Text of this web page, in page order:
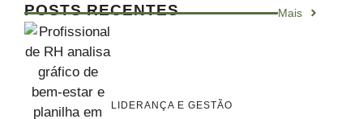
POSTS RECENTES Mais
LIDERANÇA E GESTÃO